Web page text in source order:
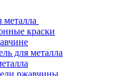
краски
для металла
ржавчины